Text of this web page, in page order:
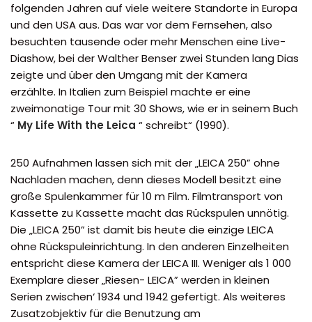
folgenden Jahren auf viele weitere Standorte in Europa
und den USA aus. Das war vor dem Fernsehen, also
besuchten tausende oder mehr Menschen eine Live-
Diashow, bei der Walther Benser zwei Stunden lang Dias
zeigte und über den Umgang mit der Kamera
erzählte. In Italien zum Beispiel machte er eine
zweimonatige Tour mit 30 Shows, wie er in seinem Buch
“ My Life With the Leica “ schreibt“ (1990).
250 Aufnahmen lassen sich mit der „LEICA 250” ohne
Nachladen machen, denn dieses Modell besitzt eine
große Spulenkammer für 10 m Film. Filmtransport von
Kassette zu Kassette macht das Rückspulen unnötig.
Die „LEICA 250” ist damit bis heute die einzige LEICA
ohne Rückspuleinrichtung. In den anderen Einzelheiten
entspricht diese Kamera der LEICA III. Weniger als 1 000
Exemplare dieser „Riesen- LEICA” werden in kleinen
Serien zwischen‘ 1934 und 1942 gefertigt. Als weiteres
Zusatzobjektiv für die Benutzung am